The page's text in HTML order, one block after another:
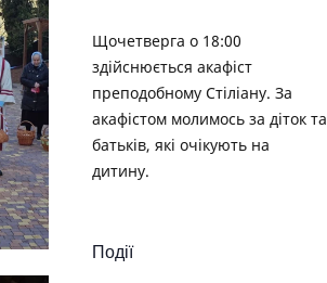
Щочетверга о 18:00
здійснюється акафіст
преподобному Стіліану. За
акафістом молимось за діток та
батьків, які очікують на
дитину.
Події